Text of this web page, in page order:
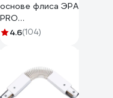
основе флиса ЭРА
PRO
PROFLEEC1915 19
4.6(104)